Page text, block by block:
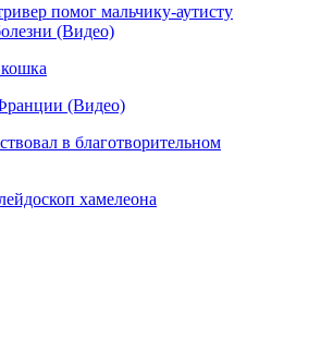
помог мальчику-аутисту
(Видео)
(Видео)
в благотворительном
хамелеона